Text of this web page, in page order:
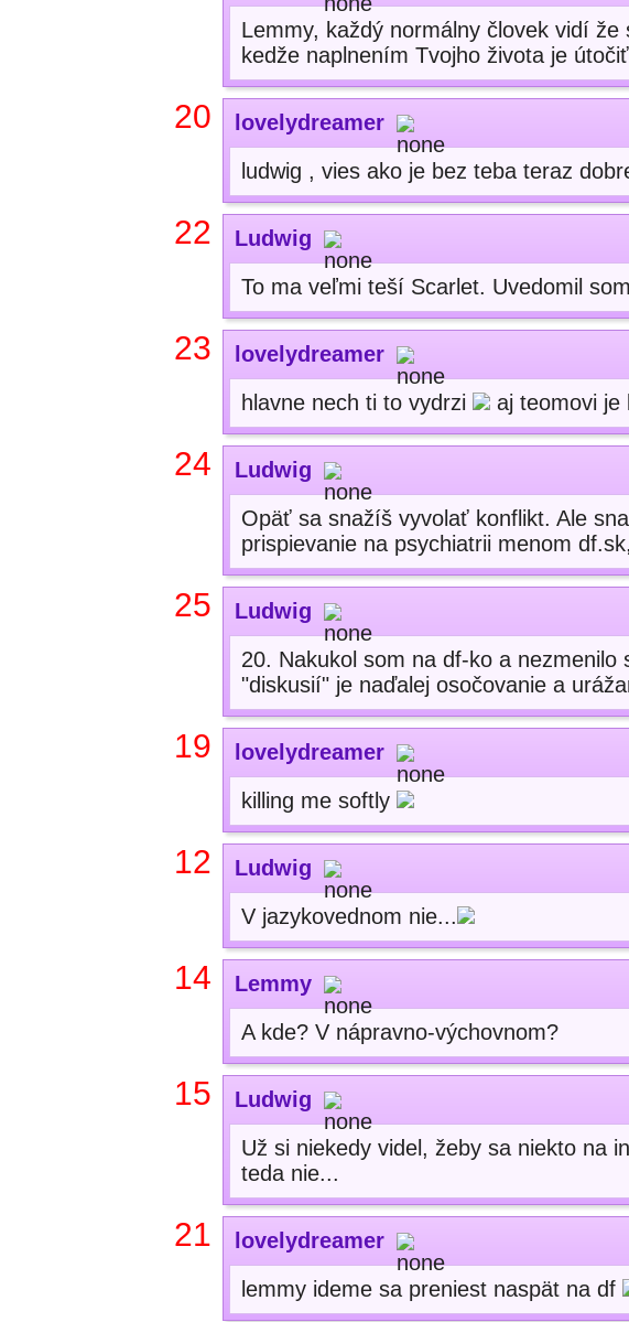
Lemmy, každý normálny človek vidí
kedže naplnením Tvojho života je
20 lovelydreamer
ludwig , vies ako je bez teba teraz
22 Ludwig
To ma veľmi teší Scarlet. Uvedomil
23 lovelydreamer
hlavne nech ti to vydrzi
aj teomovi je
24 Ludwig
Opäť sa snažíš vyvolať konflikt. Ale
prispievanie na psychiatrii menom
25 Ludwig
20. Nakukol som na df-ko a
"diskusií" je naďalej osočovanie a
19 lovelydreamer
killing me softly
12 Ludwig
V jazykovednom nie...
14 Lemmy
A kde? V nápravno-výchovnom?
15 Ludwig
Už si niekedy videl, žeby sa niekto na
teda nie...
21 lovelydreamer
lemmy ideme sa preniest naspät na df